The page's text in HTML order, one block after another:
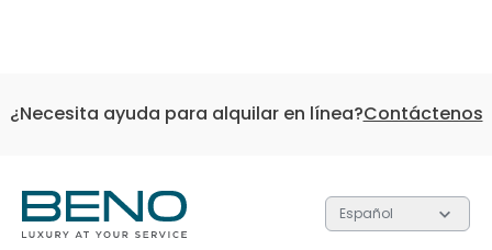
Cada uno de los 3 niveles contiene regalos con valores
¿Necesita ayuda para alquilar en línea?Contáctenos
Español